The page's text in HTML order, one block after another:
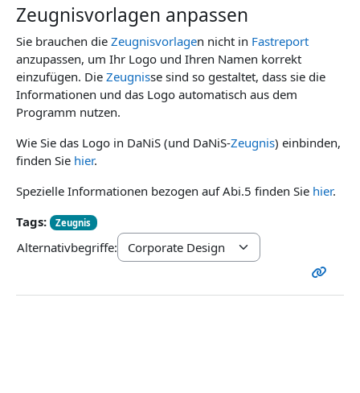
Zeugnisvorlagen anpassen
Sie brauchen die Zeugnisvorlagen nicht in Fastreport
anzupassen, um Ihr Logo und Ihren Namen korrekt
einzufügen. Die Zeugnisse sind so gestaltet, dass sie die
Informationen und das Logo automatisch aus dem
Programm nutzen.
Wie Sie das Logo in DaNiS (und DaNiS-Zeugnis) einbinden,
finden Sie hier.
Spezielle Informationen bezogen auf Abi.5 finden Sie hier.
Tags:
Zeugnis
Alternativbegriffe: